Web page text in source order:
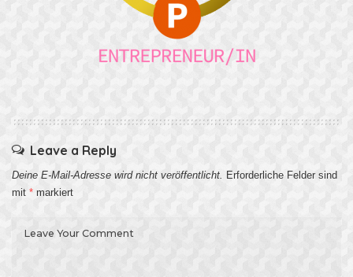
Leave a Reply
Deine E-Mail-Adresse wird nicht veröffentlicht. Erforderliche Felder sind
mit * markiert